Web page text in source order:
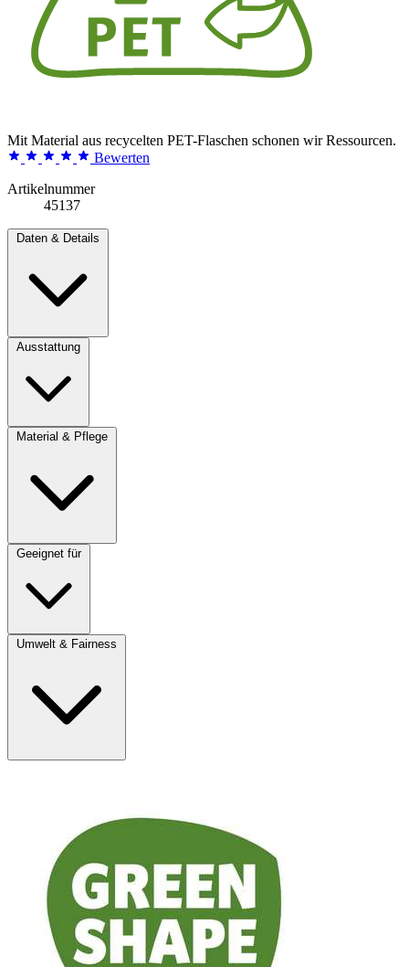
Mit Material aus recycelten PET-Flaschen schonen wir Ressourcen.
Bewerten
Artikelnummer
45137
Daten & Details
Ausstattung
Material & Pflege
Geeignet für
Umwelt & Fairness